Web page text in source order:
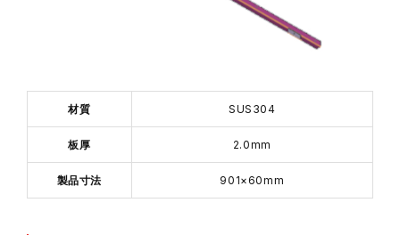
材質 SUS304
板厚 2.0mm
製品寸法 901×60mm